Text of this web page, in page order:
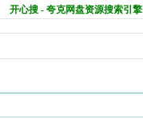
开心搜 - 夸克网盘资源搜索引擎